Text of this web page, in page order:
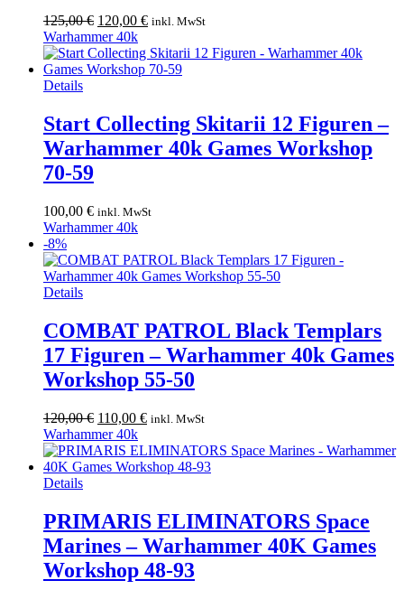
125,00€ Ursprünglicher
Preis
war:
125,00 €
120,00 €Aktueller
ist:
120,00 €.
inkl. MwSt
Warhammer 40k
Details
Start Collecting Skitarii 12 Figuren –
Warhammer 40k Games Workshop
70-59
100,00 € inkl. MwSt
Warhammer 40k
-8%
Details
COMBAT PATROL Black Templars
17 Figuren – Warhammer 40k Games
Workshop 55-50
120,00€ Ursprünglicher
Preis
war:
120,00 €
110,00 €Aktueller
ist:
110,00 €.
inkl. MwSt
Warhammer 40k
Details
PRIMARIS ELIMINATORS Space
Marines – Warhammer 40K Games
Workshop 48-93